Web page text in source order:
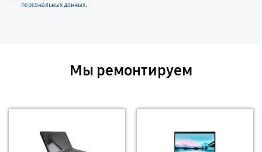
персональных данных.
Мы ремонтируем